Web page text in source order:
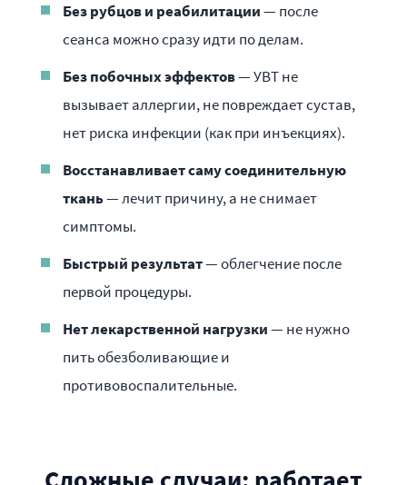
Без рубцов и реабилитации— после
сеанса можно сразу идти по делам.
Без побочных эффектов— УВТ не
вызывает аллергии, не повреждает сустав,
нет риска инфекции (как при инъекциях).
Восстанавливает саму соединительную
ткань— лечит причину, а не снимает
симптомы.
Быстрый результат— облегчение после
первой процедуры.
Нет лекарственной нагрузки— не нужно
пить обезболивающие и
противовоспалительные.